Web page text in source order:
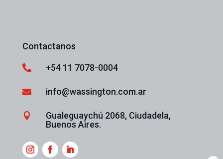
Contactanos
 +54 11 7078-0004
 info@wassington.com.ar

Gualeguaychú 2068, Ciudadela,
Buenos Aires.